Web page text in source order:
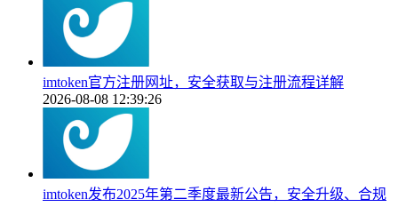
imtoken官方注册网址，安全获取与注册流程详解
2026-08-08 12:39:26
imtoken发布2025年第二季度最新公告，安全升级、合规